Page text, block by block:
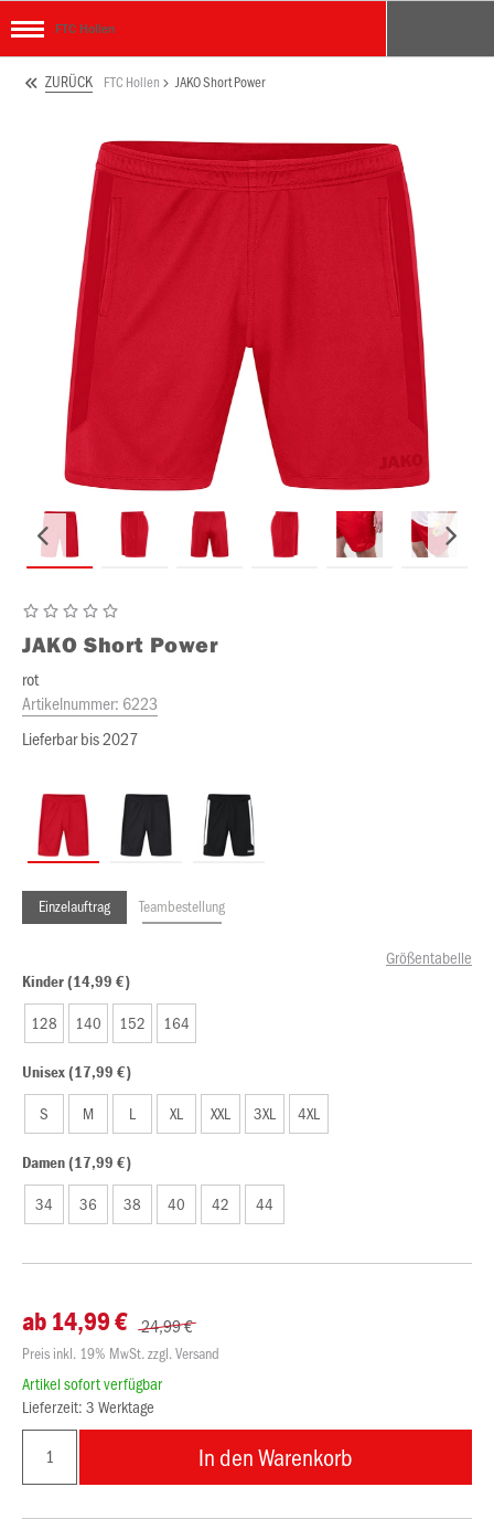
FTC Hollen
ZURÜCK FTC Hollen JAKO Short Power
JAKO Short Power
rot
Artikelnummer: 6223
Lieferbar bis 2027
Einzelauftrag Teambestellung
Größentabelle
Kinder (14,99 €)
128 140 152 164
Unisex (17,99 €)
S M L XL XXL 3XL 4XL
Damen (17,99 €)
34 36 38 40 42 44
ab 14,99 € 24,99 €
Preis inkl. 19% MwSt. zzgl. Versand
Artikel sofort verfügbar
Lieferzeit: 3 Werktage
In den Warenkorb